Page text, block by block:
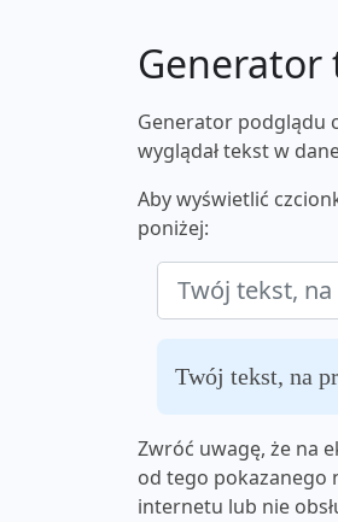
Generator
Generator podglądu
wyglądał tekst w
Aby wyświetlić
poniżej:
Twój tekst, na
Zwróć uwagę, że na
od tego pokazanego
internetu lub nie